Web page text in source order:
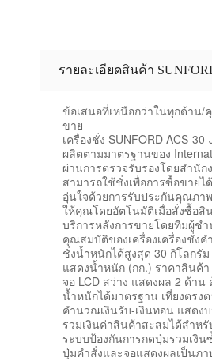
ข้อเสนอที่เหนือกว่าในทุกด้าน
ขาย
เครื่องชั่ง SUNFORD ACS-
ผลิตตามมาตรฐานของ
ผ่านการตรวจรับรองโดยสำนั
สามารถใช้ชั่งเพื่อการซื้อขาย
อุ่นใจด้วยการรับประกันคุณภา
ให้คุณโดยอัตโนมัติเมื่อสั่งซื้อสิ
บริการหลังการขายโดยทีมผู้ช
คุณสมบัติของเครื่องเครื่องชั่งค
ชั่งน้ำหนักได้สูงสุด 30 กิโลกรั
แสดงน้ำหนัก (กก.) ราคาสินค้
จอ LCD สว่าง แสดงผล 2 ด้า
น้ำหนักได้มาตรฐาน เที่ยงตรง
คำนวณเงินรับ-เงินทอน แสด
รวมเงินค่าสินค้าสะสมได้สำห
ระบบป้องกันการกดปุ่มรวมเงิน
ปุ่มคำสั่งและจอแสดงผลเป็นภา